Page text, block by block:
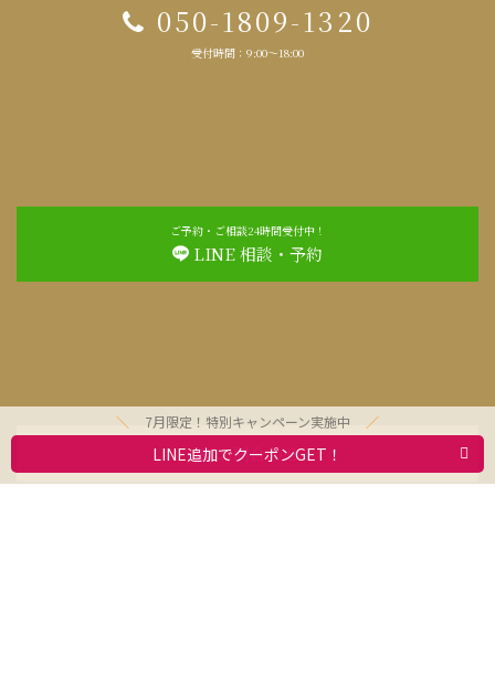
050-1809-1320
受付時間：9:00～18:00
ご予約・ご相談24時間受付中！
LINE 相談・予約
お問合わせ
7月限定！特別キャンペーン実施中
LINE追加でクーポンGET！